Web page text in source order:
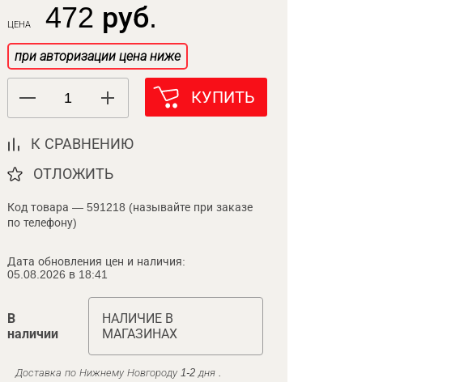
ЦЕНА 472 руб.
при авторизации цена ниже
КУПИТЬ
К СРАВНЕНИЮ
ОТЛОЖИТЬ
Код товара — 591218 (называйте при заказе
по телефону)
Дата обновления цен и наличия:
05.08.2026 в 18:41
В
наличии
НАЛИЧИЕ В
МАГАЗИНАХ
Доставка по Нижнему Новгороду 1-2 дня .